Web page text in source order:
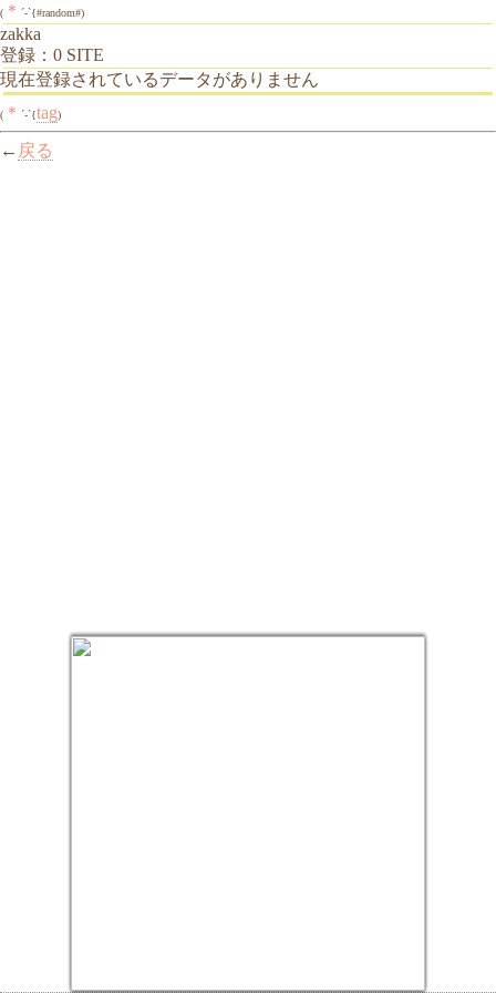
( ＊ ´-`{#random#)
zakka
登録：0 SITE
現在登録されているデータがありません
( ＊ ´-`{tag)
← 戻る